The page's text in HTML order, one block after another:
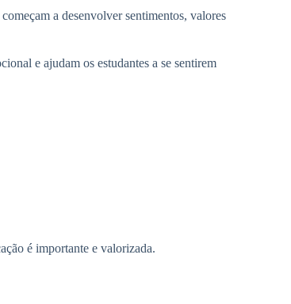
a desenvolver sentimentos, valores
e ajudam os estudantes a se sentirem
é importante e valorizada.